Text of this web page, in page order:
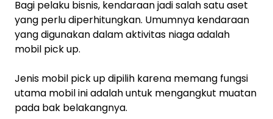
Bagi pelaku bisnis, kendaraan jadi salah satu aset
yang perlu diperhitungkan. Umumnya kendaraan
yang digunakan dalam aktivitas niaga adalah
mobil pick up.
Jenis mobil pick up dipilih karena memang fungsi
utama mobil ini adalah untuk mengangkut muatan
pada bak belakangnya.